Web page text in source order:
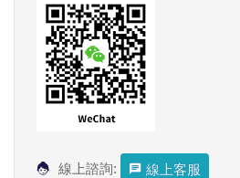
線上諮詢: 線上客服